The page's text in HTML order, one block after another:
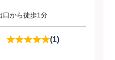
口から徒歩1分
(1)